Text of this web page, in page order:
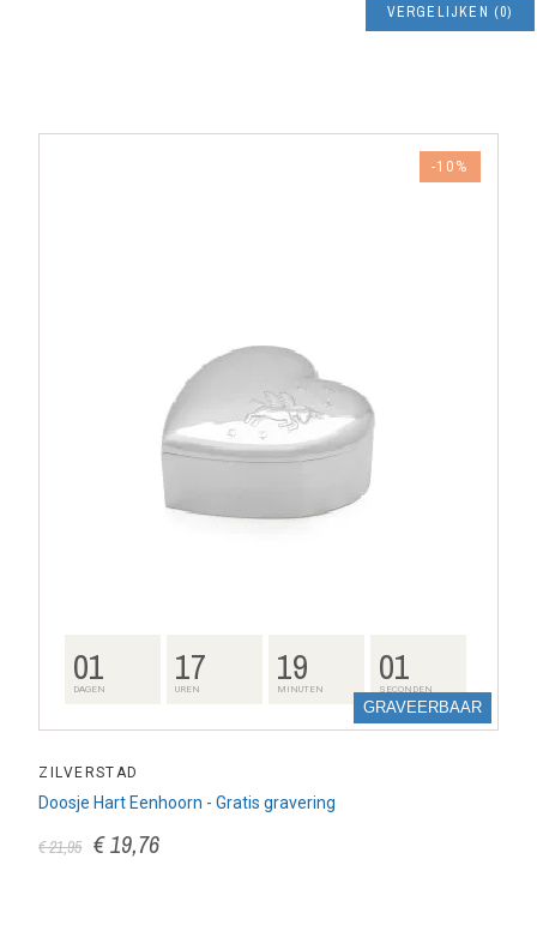
VERGELIJKEN (0)
GRAVEERBAAR
01
DAGEN 17
UREN 19
MINUTEN 00
SECONDEN
ZILVERSTAD
Doosje Hart Eenhoorn - Gratis gravering
€ 21,95 € 19,76
-10%